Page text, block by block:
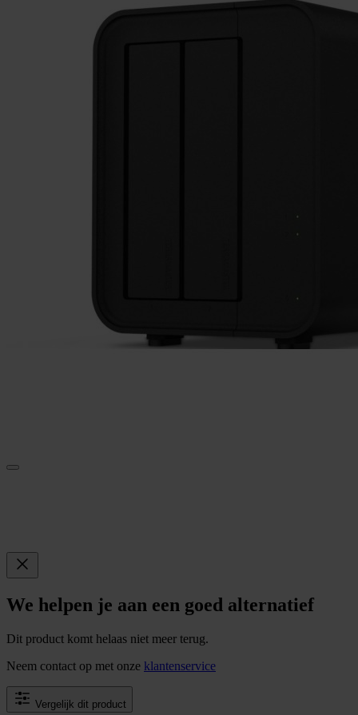
We helpen je aan een goed alternatief
Dit product komt helaas niet meer terug.
Neem contact op met onze klantenservice
Vergelijk dit product